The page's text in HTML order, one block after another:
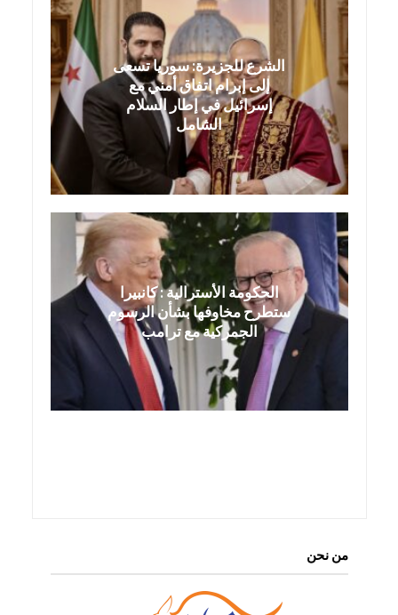
الشرع للجزيرة: سوريا تسعى
إلى إبرام اتفاق أمني مع
إسرائيل في إطار السلام
الشامل
الحكومة الأسترالية : كانبيرا
ستطرح مخاوفها بشأن الرسوم
الجمركية مع ترامب
من نحن